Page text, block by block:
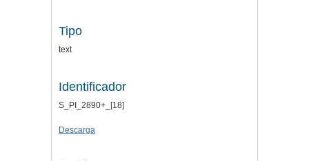
Tipo
text
Identificador
S_PI_2890+_[18]
Descarga